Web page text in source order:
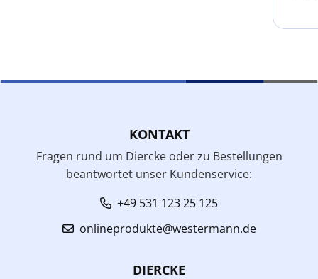
KONTAKT
Fragen rund um Diercke oder zu Bestellungen
beantwortet unser Kundenservice:
+49 531 123 25 125
onlineprodukte@westermann.de
DIERCKE